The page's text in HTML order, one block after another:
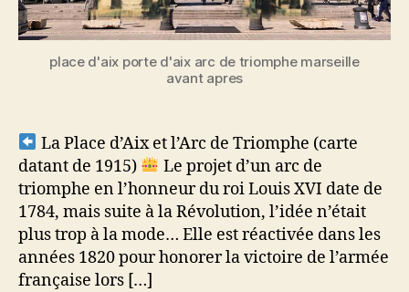
place d'aix porte d'aix arc de triomphe marseille
avant apres
La Place d’Aix et l’Arc de Triomphe (carte
datant de 1915)
Le projet d’un arc de
triomphe en l’honneur du roi Louis XVI date de
1784, mais suite à la Révolution, l’idée n’était
plus trop à la mode… Elle est réactivée dans les
années 1820 pour honorer la victoire de l’armée
française lors […]